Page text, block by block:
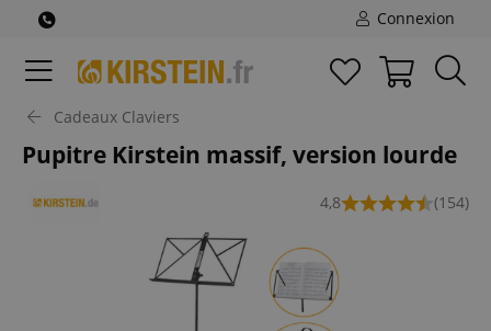
Connexion
Cadeaux Claviers
Pupitre Kirstein massif, version lourde
4,8 (154)